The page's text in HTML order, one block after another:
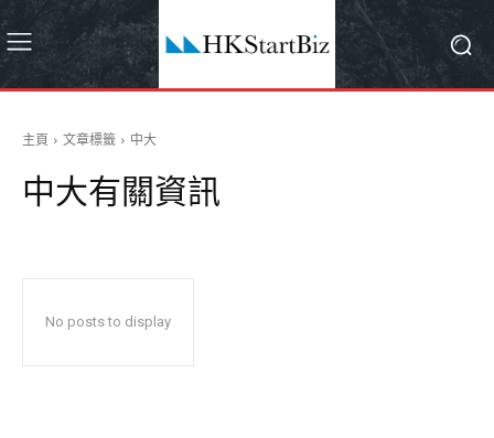
主頁 文章標籤 中大
中大有關資訊
No posts to display